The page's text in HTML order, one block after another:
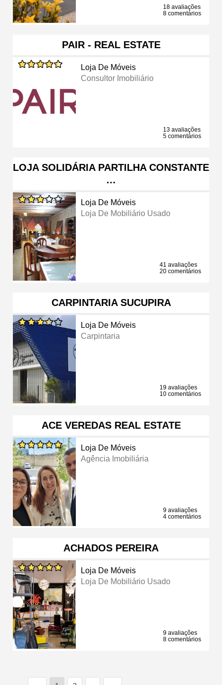
18 avaliações
8 comentários
PAIR - REAL ESTATE
Loja De Móveis
Consultor Imobiliário
13 avaliações
5 comentários
LOJA SOLIDÁRIA PARTILHA CONSTANTE
…
Loja De Móveis
Loja De Mobiliário Usado
41 avaliações
20 comentários
CARPINTARIA SUCUPIRA
Loja De Móveis
Carpintaria
19 avaliações
10 comentários
ACE VEREDAS REAL ESTATE
Loja De Móveis
Agência Imobiliária
9 avaliações
4 comentários
ACHADOS PEREIRA
Loja De Móveis
Loja De Mobiliário Usado
9 avaliações
8 comentários